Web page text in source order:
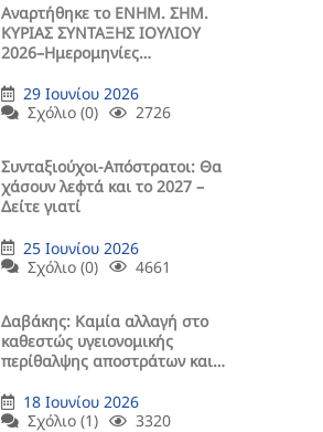
Aναρτήθηκε το ENHM. ΣΗΜ.
ΚΥΡΙΑΣ ΣΥΝΤΑΞΗΣ ΙΟΥΛΙΟΥ
2026–Ημερομηνίες
29 Ιουνίου 2026
Σχόλιο (0)
2726
Συνταξιούχοι-Απόστρατοι: Θα
χάσουν λεφτά και το 2027 –
Δείτε γιατί
25 Ιουνίου 2026
Σχόλιο (0)
4661
Δαβάκης: Καμία αλλαγή στο
καθεστώς υγειονομικής
περίθαλψης αποστράτων και
18 Ιουνίου 2026
Σχόλιο (1)
3320